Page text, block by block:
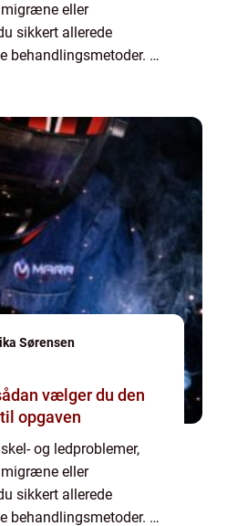
eller
sikkert allerede
behandlingsmetoder. En
Sørensen
opgaven
og ledproblemer,
eller
sikkert allerede
behandlingsmetoder. En